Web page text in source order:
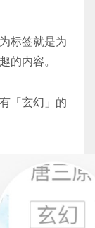
标签就是为
的内容。
「玄幻」的